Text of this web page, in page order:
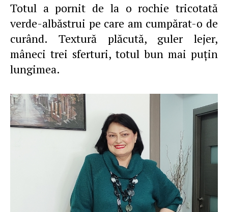
Totul a pornit de la o rochie tricotată
verde-albăstrui pe care am cumpărat-o de
curând. Textură plăcută, guler lejer,
mâneci trei sferturi, totul bun mai puţin
lungimea.